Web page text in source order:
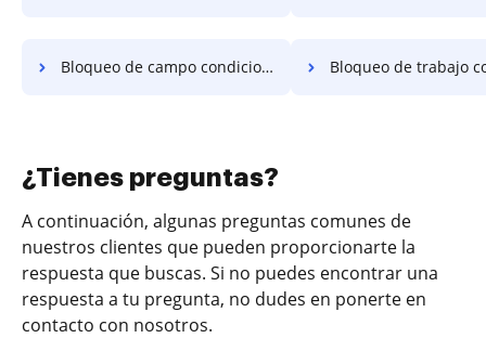
Bloqueo de campo condicional diploma Bloqueo de trabajo
¿Tienes preguntas?
A continuación, algunas preguntas comunes de
nuestros clientes que pueden proporcionarte la
respuesta que buscas. Si no puedes encontrar una
respuesta a tu pregunta, no dudes en ponerte en
contacto con nosotros.